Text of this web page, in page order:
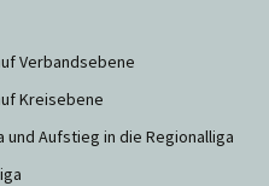
Verbandsebene
Kreisebene
Aufstieg in die Regionalliga